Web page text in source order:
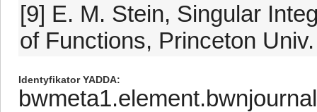
[9] E. M. Stein, Singular
of Functions, Princeton
Identyfikator YADDA